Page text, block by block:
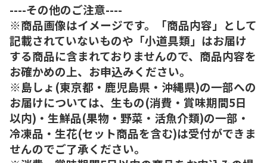
----その他のご注意----
※商品画像はイメージです。「商品内容」として
記載されていないものや「小道具類」はお届け
する商品に含まれておりませんので、商品内容を
お確かめの上、お申込みください。
※島しょ(東京都・鹿児島県・沖縄県)の一部への
お届けについては、生もの(消費・賞味期間5日
以内)・生鮮品(果物・野菜・活魚介類)の一部・
冷凍品・生花(セット商品を含む)は受付ができま
せんのでご了承ください。